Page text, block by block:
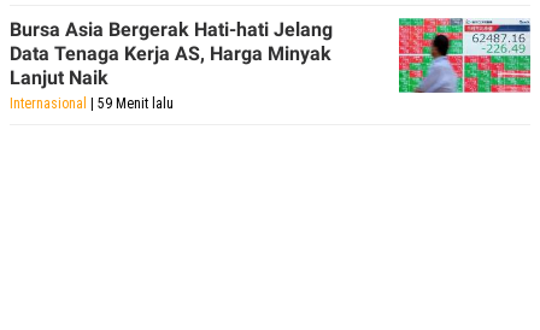
Bursa Asia Bergerak Hati-hati Jelang
Data Tenaga Kerja AS, Harga Minyak
Lanjut Naik
Internasional | 59 Menit lalu